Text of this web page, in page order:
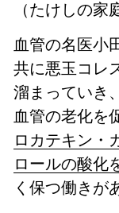
（たけしの家
血管の名医小
共に悪玉コレ
溜まっていき
血管の老化を
ロカテキン・
ロールの酸化
く保つ働きが